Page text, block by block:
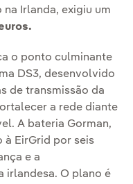
Irlanda, exigiu um
o ponto culminante
DS3, desenvolvido
de transmissão da
a rede diante
A bateria Gorman,
à EirGrid por seis
e a
irlandesa. O plano é